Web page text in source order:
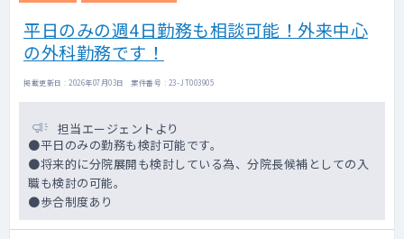
平日のみの週4日勤務も相談可能！外来中心
の外科勤務です！
掲載更新日 : 2026年07月03日 案件番号 : 23-JT003905
担当エージェントより
●平日のみの勤務も検討可能です。
●将来的に分院展開も検討している為、分院長候補としての入
職も検討の可能。
●歩合制度あり